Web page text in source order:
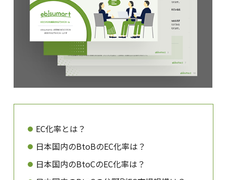
EC化率とは？
日本国内のBtoBのEC化率は？
日本国内のBtoCのEC化率は？